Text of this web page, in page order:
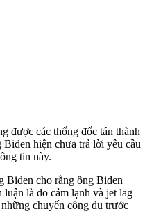
được các thống đốc tán thành
hiện chưa trả lời yêu cầu
tin này.
Biden cho rằng ông Biden
là do cảm lạnh và jet lag
chuyến công du trước